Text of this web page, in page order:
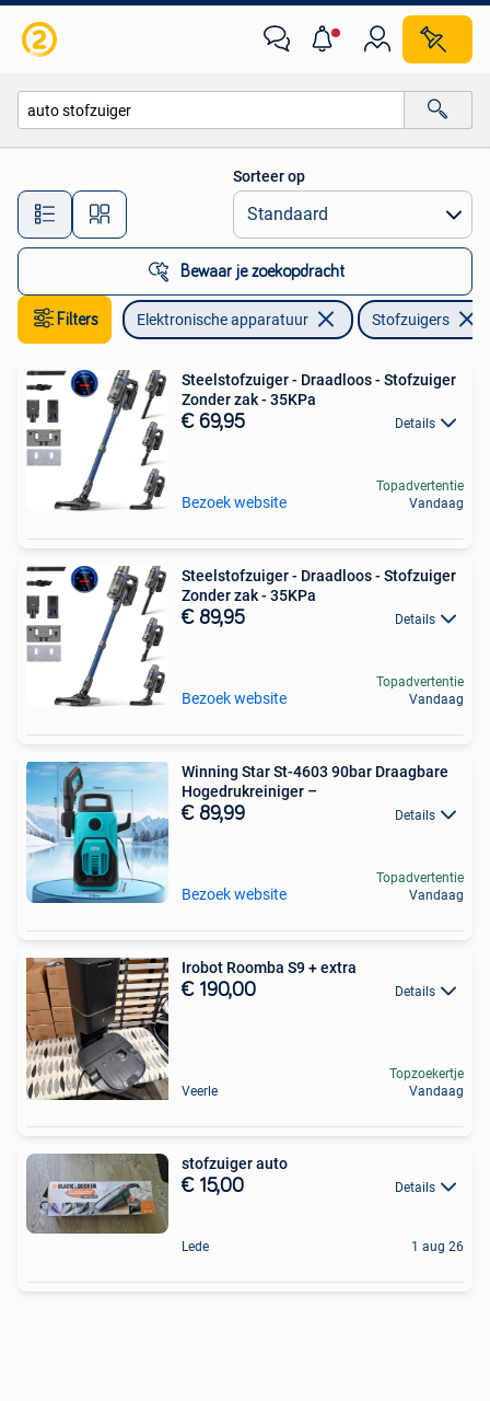
Alle afstanden…
Sorteer op
Bewaar je zoekopdracht
Filters Elektronische apparatuur Stofzuigers
Steelstofzuiger - Draadloos - Stofzuiger
Zonder zak - 35KPa
€ 69,95 Details
Bezoek website
Topadvertentie
Vandaag
Steelstofzuiger - Draadloos - Stofzuiger
Zonder zak - 35KPa
€ 89,95 Details
Bezoek website
Topadvertentie
Vandaag
Winning Star St-4603 90bar Draagbare
Hogedrukreiniger –
€ 89,99 Details
Bezoek website
Topadvertentie
Vandaag
Irobot Roomba S9 + extra
€ 190,00 Details
Veerle
Topzoekertje
Vandaag
stofzuiger auto
€ 15,00 Details
Lede 1 aug 26